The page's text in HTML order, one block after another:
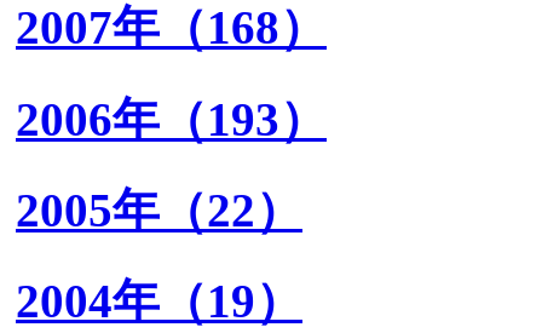
2007年（168）
2006年（193）
2005年（22）
2004年（19）